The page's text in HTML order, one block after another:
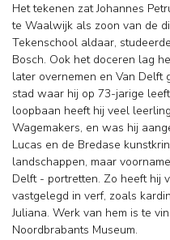
Het tekenen zat Johannes
te Waalwijk als zoon van de
Tekenschool aldaar,
Bosch. Ook het doceren lag
later overnemen en Van Delft
stad waar hij op 73-jarige
loopbaan heeft hij veel
Wagemakers, en was hij
Lucas en de Bredase
landschappen, maar
Delft - portretten. Zo heeft hij
vastgelegd in verf, zoals
Juliana. Werk van hem is te
Noordbrabants Museum.